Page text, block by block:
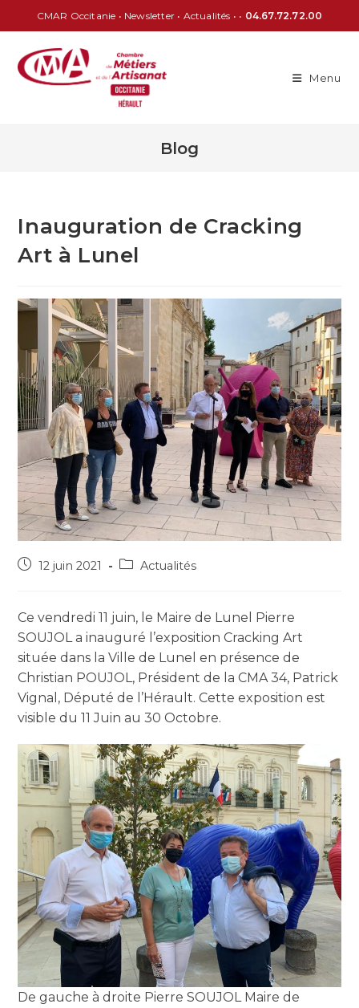
CMAR Occitanie • Newsletter • Actualités • • 04.67.72.72.00
Menu
Blog
Inauguration de Cracking
Art à Lunel
12 juin 2021 Actualités
Ce vendredi 11 juin, le Maire de Lunel Pierre
SOUJOL a inauguré l’exposition Cracking Art
située dans la Ville de Lunel en présence de
Christian POUJOL, Président de la CMA 34, Patrick
Vignal, Député de l’Hérault. Cette exposition est
visible du 11 Juin au 30 Octobre.
De gauche à droite Pierre SOUJOL Maire de